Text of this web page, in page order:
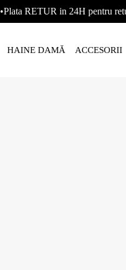
•Plata RETUR in 24H pentru
HAINE DAMĂ ACCESORII